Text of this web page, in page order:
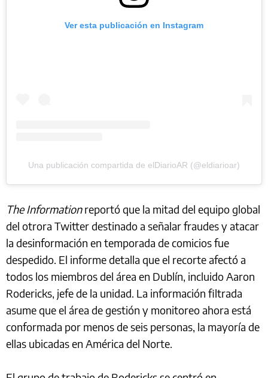
Ver esta publicación en Instagram
Una publicación compartida de elDiarioAR (@eldiarioar)
The Informationreportó que la mitad del equipo global
del otrora Twitter destinado a señalar fraudes y atacar
la desinformación en temporada de comicios fue
despedido. El informe detalla que el recorte afectó a
todos los miembros del área en Dublín, incluido Aaron
Rodericks, jefe de la unidad. La información filtrada
asume que el área de gestión y monitoreo ahora está
conformada por menos de seis personas, la mayoría de
ellas ubicadas en América del Norte.